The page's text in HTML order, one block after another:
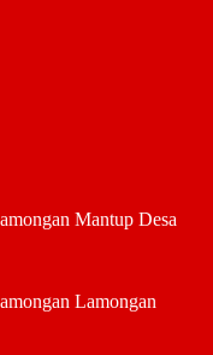
Mantup Desa
Lamongan